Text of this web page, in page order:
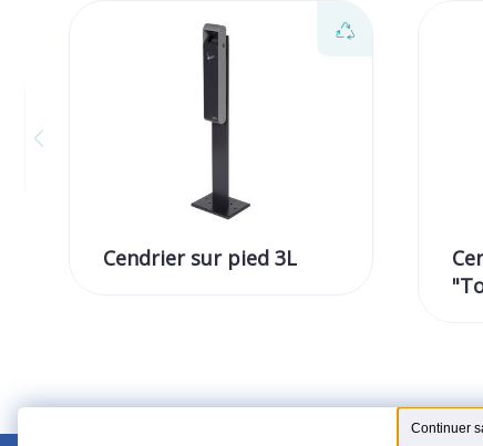
Cendrier sur pied 3L
Continuer